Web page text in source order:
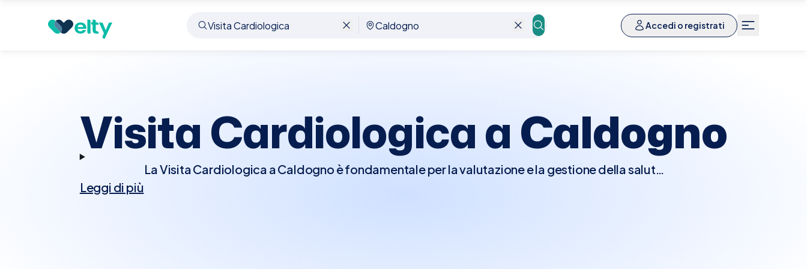
Accedi o registrati
Prenota visita Visita Cardiologica Caldogno
Visita Cardiologica aCaldogno
La Visita Cardiologica a Caldogno è fondamentale per la valutazione e la gestione della salute
Leggi di più